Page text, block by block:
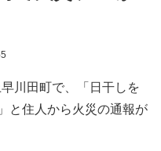
川田町で、「日干しを
と住人から火災の通報が